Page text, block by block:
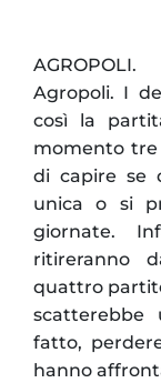
Agropoli. I
così la
momento tre
di capire se
unica o si
giornate.
ritireranno
quattro
scatterebbe
fatto,
hanno